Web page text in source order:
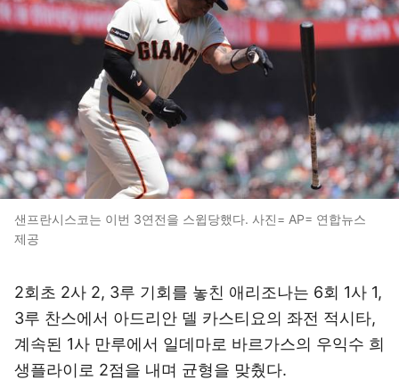
샌프란시스코는 이번 3연전을 스윕당했다. 사진= AP= 연합뉴스
제공
2회초 2사 2, 3루 기회를 놓친 애리조나는 6회 1사 1,
3루 찬스에서 아드리안 델 카스티요의 좌전 적시타,
계속된 1사 만루에서 일데마로 바르가스의 우익수 희
생플라이로 2점을 내며 균형을 맞췄다.